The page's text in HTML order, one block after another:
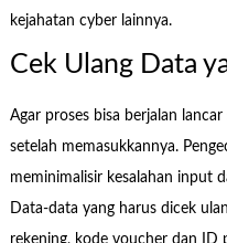
kejahatan cyber lainnya.
Cek Ulang Data
Agar proses bisa berjalan
setelah memasukkannya.
meminimalisir kesalahan input
Data-data yang harus dicek
rekening, kode voucher dan ID